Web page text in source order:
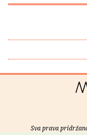
Sva prava